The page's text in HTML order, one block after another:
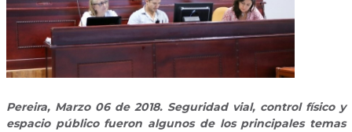
Pereira, Marzo 06 de 2018. Seguridad vial, control físico y
espacio público fueron algunos de los principales temas